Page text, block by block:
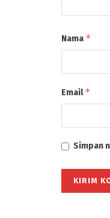
Nama *
Email*
Simpan